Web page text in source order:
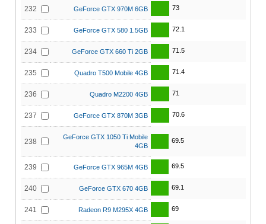
232 GeForce GTX 970M 6GB 73
233 GeForce GTX 580 1.5GB 72.1
234 GeForce GTX 660 Ti 2GB 71.5
235 Quadro T500 Mobile 4GB 71.4
236 Quadro M2200 4GB 71
237 GeForce GTX 870M 3GB 70.6
238
GeForce GTX 1050 Ti Mobile
4GB
69.5
239 GeForce GTX 965M 4GB 69.5
240 GeForce GTX 670 4GB 69.1
241 Radeon R9 M295X 4GB 69